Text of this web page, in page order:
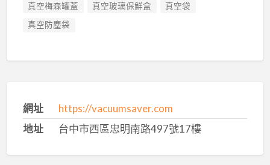
真空梅森罐蓋
真空玻璃保鮮盒
真空袋
真空防塵袋
網址
https://vacuumsaver.com
地址
台中市西區忠明南路497號17樓